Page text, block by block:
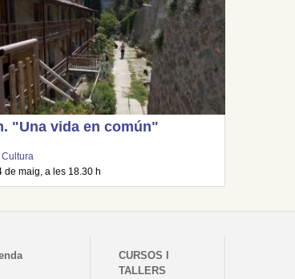
"Una vida en común"
de maig, a les 18.30 h
CURSOS I
TALLERS